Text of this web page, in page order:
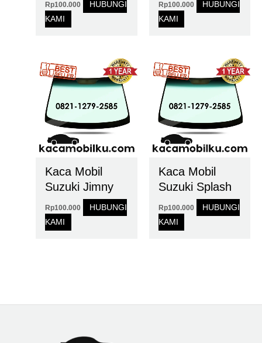
Rp100.000
HUBUNGI
KAMI
Rp100.000
HUBUNGI
KAMI
Kaca Mobil
Suzuki Jimny
Rp100.000
HUBUNGI
KAMI
Kaca Mobil
Suzuki Splash
Rp100.000
HUBUNGI
KAMI